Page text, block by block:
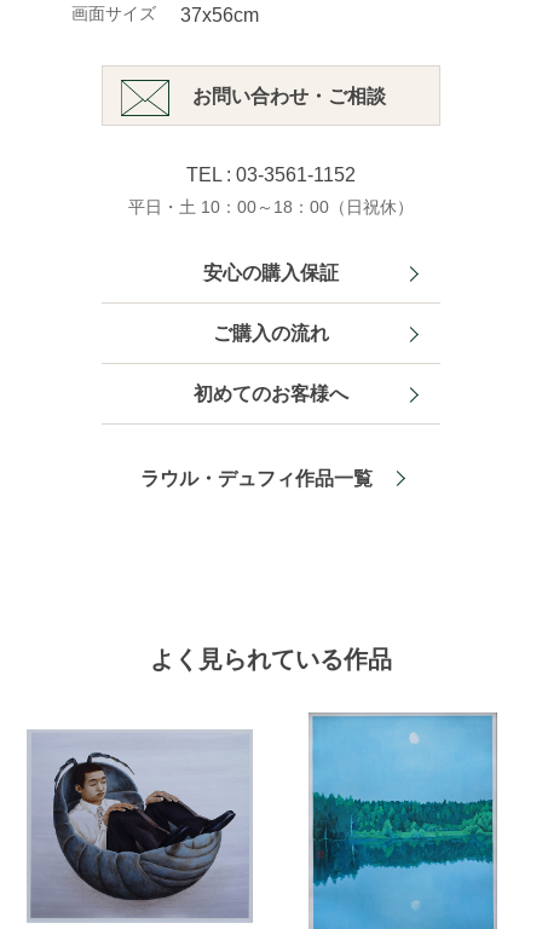
画面サイズ 37x56cm
お問い合わせ・ご相談
TEL : 03-3561-1152
平日・土 10：00～18：00（日祝休）
安心の購入保証
ご購入の流れ
初めてのお客様へ
ラウル・デュフィ作品一覧
よく見られている作品